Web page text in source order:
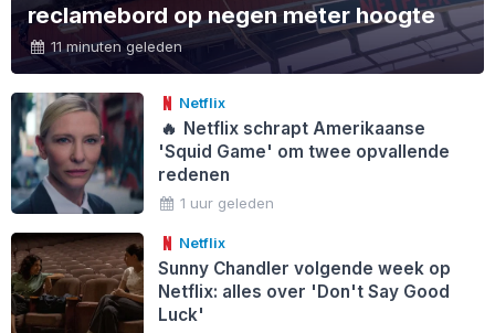
reclamebord op negen meter hoogte
11 minuten geleden
Netflix
🔥 Netflix schrapt Amerikaanse
'Squid Game' om twee opvallende
redenen
1 uur geleden
Netflix
Sunny Chandler volgende week op
Netflix: alles over 'Don't Say Good
Luck'